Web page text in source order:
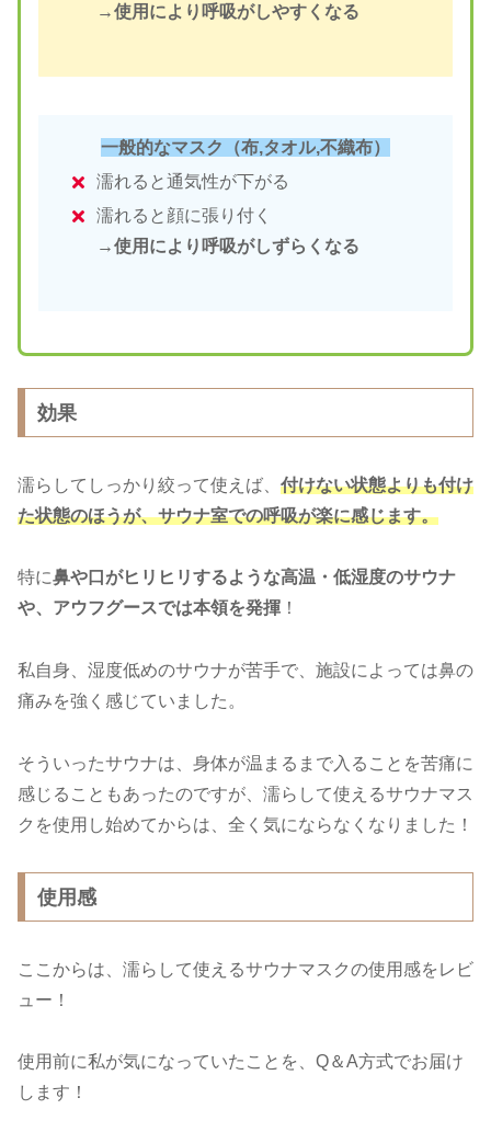
→使用により呼吸がしやすくなる
一般的なマスク（布,タオル,不織布）
濡れると通気性が下がる
濡れると顔に張り付く
→使用により呼吸がしずらくなる
効果
濡らしてしっかり絞って使えば、 付けない状態よりも付け
た状態のほうが、サウナ室での呼吸が楽に感じます。
特に鼻や口がヒリヒリするような高温・低湿度のサウナ
や、アウフグースでは本領を発揮 ！
私自身、湿度低めのサウナが苦手で、施設によっては鼻の
痛みを強く感じていました。
そういったサウナは、身体が温まるまで入ることを苦痛に
感じることもあったのですが、濡らして使えるサウナマス
クを使用し始めてからは、全く気にならなくなりました！
使用感
ここからは、濡らして使えるサウナマスクの使用感をレビ
ュー！
使用前に私が気になっていたことを、Q＆A方式でお届け
します！